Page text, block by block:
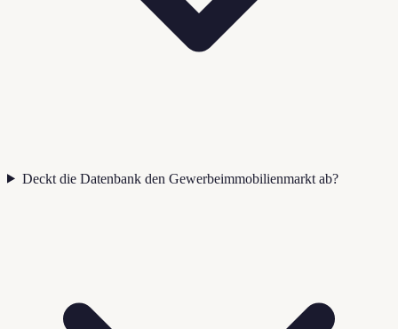
Deckt die Datenbank den Gewerbeimmobilienmarkt ab?